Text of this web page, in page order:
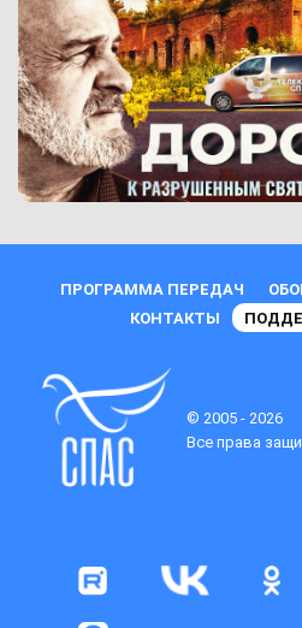
ПРОГРАММА ПЕРЕДАЧ
КОНТАКТЫ
© 2005 - 2026
Все права